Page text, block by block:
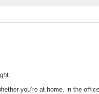
you’re at home, in the